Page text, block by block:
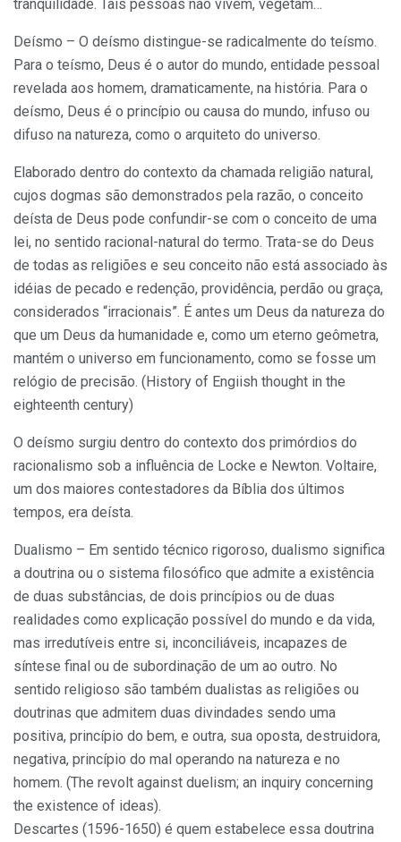
tranqüilidade. Tais pessoas não vivem, vegetam…
Deísmo – O deísmo distingue-se radicalmente do teísmo.
Para o teísmo, Deus é o autor do mundo, entidade pessoal
revelada aos homem, dramaticamente, na história. Para o
deísmo, Deus é o princípio ou causa do mundo, infuso ou
difuso na natureza, como o arquiteto do universo.
Elaborado dentro do contexto da chamada religião natural,
cujos dogmas são demonstrados pela razão, o conceito
deísta de Deus pode confundir-se com o conceito de uma
lei, no sentido racional-natural do termo. Trata-se do Deus
de todas as religiões e seu conceito não está associado às
idéias de pecado e redenção, providência, perdão ou graça,
considerados “irracionais”. É antes um Deus da natureza do
que um Deus da humanidade e, como um eterno geômetra,
mantém o universo em funcionamento, como se fosse um
relógio de precisão. (History of Engiish thought in the
eighteenth century)
O deísmo surgiu dentro do contexto dos primórdios do
racionalismo sob a influência de Locke e Newton. Voltaire,
um dos maiores contestadores da Bíblia dos últimos
tempos, era deísta.
Dualismo – Em sentido técnico rigoroso, dualismo significa
a doutrina ou o sistema filosófico que admite a existência
de duas substâncias, de dois princípios ou de duas
realidades como explicação possível do mundo e da vida,
mas irredutíveis entre si, inconciliáveis, incapazes de
síntese final ou de subordinação de um ao outro. No
sentido religioso são também dualistas as religiões ou
doutrinas que admitem duas divindades sendo uma
positiva, princípio do bem, e outra, sua oposta, destruidora,
negativa, princípio do mal operando na natureza e no
homem. (The revolt against duelism; an inquiry concerning
the existence of ideas).
Descartes (1596-1650) é quem estabelece essa doutrina